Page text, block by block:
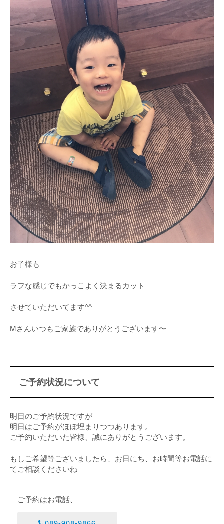
お子様も
ラフな感じでもかっこよく決まるカット
させていただいてます^^
Mさんいつもご家族でありがとうございます〜
ご予約状況について
明日のご予約状況ですが
明日はご予約がほぼ埋まりつつあります。
ご予約いただいた皆様、誠にありがとうございます。
もしご希望等ございましたら、お日にち、お時間等お電話に
てご相談くださいね
ご予約はお電話、